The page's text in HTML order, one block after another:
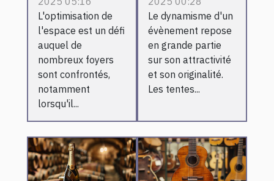
efficaces
pour vider
caves et
greniers
L'optimisation de
l'espace est un défi
auquel de
nombreux foyers
sont confrontés,
notamment
lorsqu'il...
gonflables
peuvent
dynamiser
vos
évènements
Le dynamisme d'un
évènement repose
en grande partie
sur son attractivité
et son originalité.
Les tentes...